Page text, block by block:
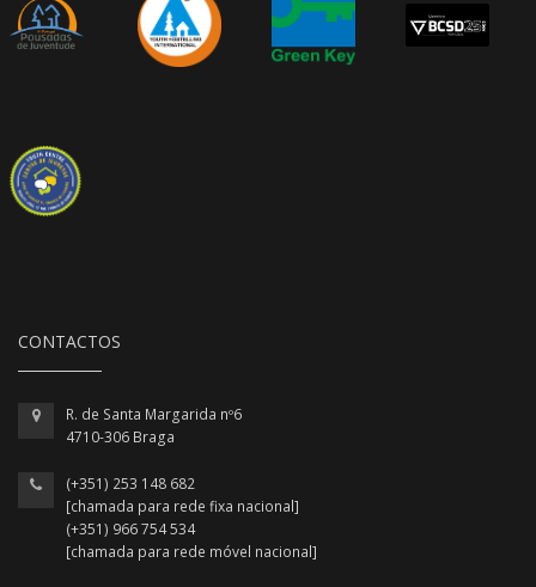
CONTACTOS
R. de Santa Margarida nº6
4710-306 Braga
(+351) 253 148 682
[chamada para rede fixa nacional]
(+351) 966 754 534
[chamada para rede móvel nacional]